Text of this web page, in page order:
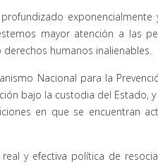
mayor atención a las
humanos inalienables.
Nacional para la
bajo la custodia del Estado,
en que se encuentran
y efectiva política de